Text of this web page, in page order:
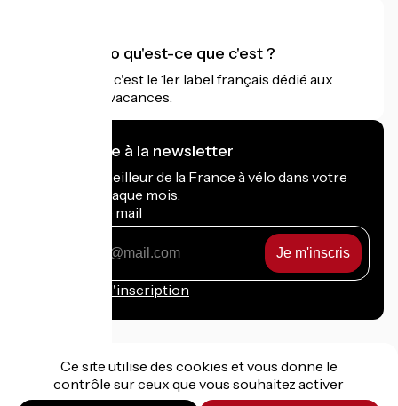
Accueil Vélo qu'est-ce que c'est ?
Accueil Vélo c'est le 1er label français dédié aux
cyclistes en vacances.
Je m'abonne à la newsletter
Recevez le meilleur de la France à vélo dans votre
boîte mail chaque mois.
Mon adresse mail
Conditions d'inscription
Financé dans le cadre de Destination France
Ce site utilise des cookies et vous donne le
contrôle sur ceux que vous souhaitez activer